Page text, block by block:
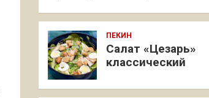
ПЕКИН
Салат «Цезарь»
классический